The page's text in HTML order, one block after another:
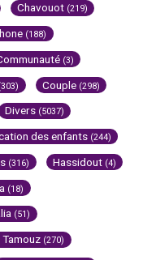
Chavouot (219)
(188)
(3)
Couple (298)
Divers (5037)
des enfants (244)
(316) Hassidout (4)
(18)
(51)
(270)